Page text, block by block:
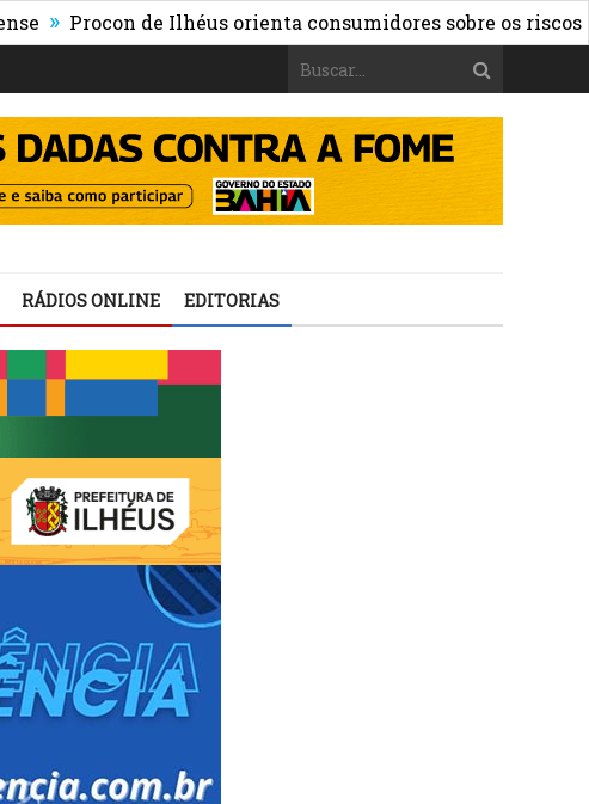
Procon de Ilhéus orienta consumidores sobre os riscos das
RÁDIOS ONLINE EDITORIAS